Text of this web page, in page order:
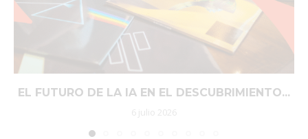
EL FUTURO DE LA IA EN EL DESCUBRIMIENTO...
6 julio 2026